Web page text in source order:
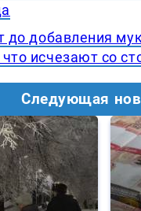
до добавления
исчезают со
Следующая